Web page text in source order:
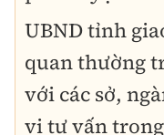
UBND tỉnh
quan thường
với các sở,
vị tư vấn